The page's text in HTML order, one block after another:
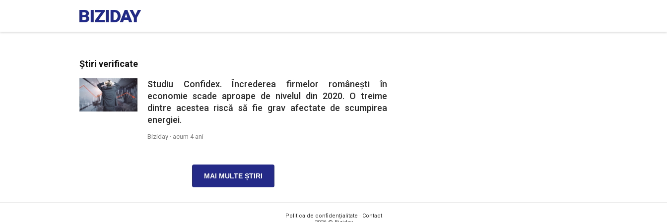
Știri verificate
Studiu Confidex. Încrederea firmelor românești în
economie scade aproape de nivelul din 2020. O treime
dintre acestea riscă să fie grav afectate de scumpirea
energiei.
Biziday · acum 4 ani
MAI MULTE ȘTIRI
Politica de confidențialitate · Contact